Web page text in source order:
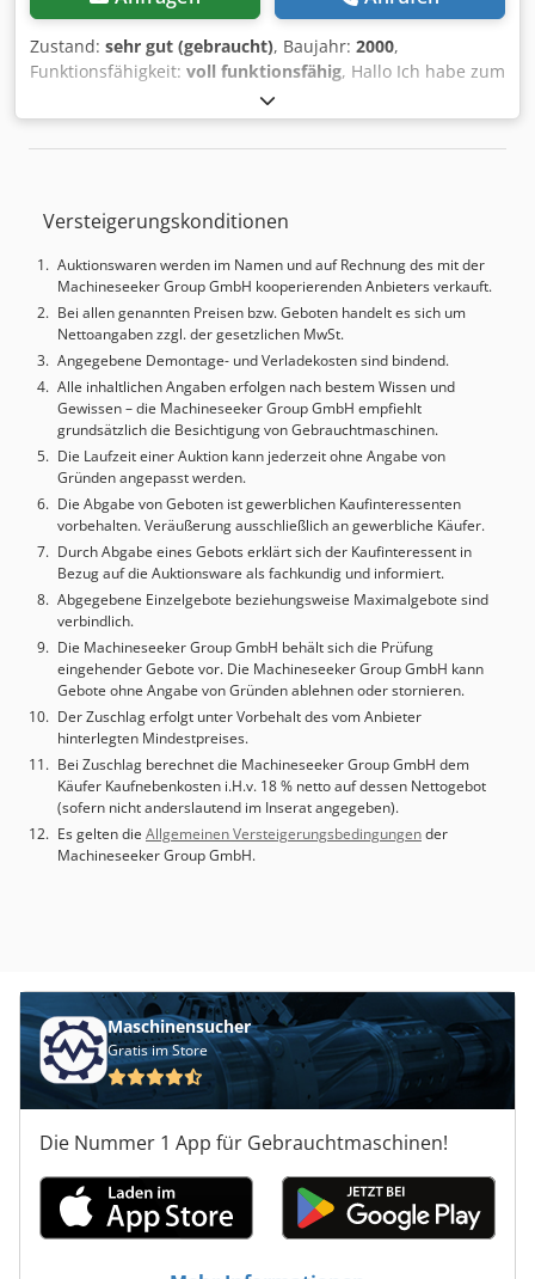
den technischen Daten vorbehalten. Der Umfang des
Zubehörs versteht sich ausschließlich und im Rahmen der
textlichen Artikelbeschreibung. Auf weiteres - z.B. zu
Zwecken der Veranschaulichung - abgebildetes Zubehör
besteht hier ausdrücklich keinerlei Anspruch.
Zustand: sehr gut (gebraucht), Baujahr: 2000,
Funktionsfähigkeit: voll funktionsfähig, Hallo Ich habe zum
Verkauf eine renommierte Marke CNC-DREHMASCHINE
GILDEMEISTER CTX 400 V3 mit angetriebenen Werkzeugen
und C-Achse. _ Typ: CNC-Drehmaschine Hersteller:
Baujahr 2000 _ Maschinenparameter: - Kopf: 12 -
angetrieben) - max. Drehzahl 5000/min. - max. Drehlänge
in der Z-Achse: 640 mm - max. Drehdurchmesser in der X-
Achse: 290 mm - C-Achse - angetriebene Werkzeuge -
BERG KH 200 Spindelhalter - max. Wellendurchmesser Fi-
65 mm - Fertigteilsammler Codpfx Aastpuh As Ueha -
Kühlsystem - hydraulischer Reitstock - Späneförderer -
Spindelantriebsleistung: 21 KW - DTR - Maschinengewicht:
5,2 Tonnen _ WARUM LOHNT ES SICH, MASCHINEN BEI PPM
ZU KAUFEN? - wir haben unseren eigenen Service _
stationär und mobil - wir haben bereits über 700 DMG-
Maschinen verkauft - Möglichkeit, die Maschine beim
Kunden vor Ort zu starten - Bedienerschulung und
Lieferung der Maschine an den Kunden im Preis
inbegriffen - alle unsere Maschinen wurden einer
professionellen technischen Überprüfung unterzogen -
100% betriebsbereit - Der Kauf der Maschine ist über ein
Ratensystem oder Leasing möglich.
Versteigerungskonditionen
Auktionswaren werden im Namen und auf Rechnung des mit der
Machineseeker Group GmbH kooperierenden Anbieters verkauft.
Bei allen genannten Preisen bzw. Geboten handelt es sich um
Nettoangaben zzgl. der gesetzlichen MwSt.
Angegebene Demontage- und Verladekosten sind bindend.
Alle inhaltlichen Angaben erfolgen nach bestem Wissen und
Gewissen – die Machineseeker Group GmbH empfiehlt
grundsätzlich die Besichtigung von Gebrauchtmaschinen.
Die Laufzeit einer Auktion kann jederzeit ohne Angabe von
Gründen angepasst werden.
Die Abgabe von Geboten ist gewerblichen Kaufinteressenten
vorbehalten. Veräußerung ausschließlich an gewerbliche Käufer.
Durch Abgabe eines Gebots erklärt sich der Kaufinteressent in
Bezug auf die Auktionsware als fachkundig und informiert.
Abgegebene Einzelgebote beziehungsweise Maximalgebote sind
verbindlich.
Die Machineseeker Group GmbH behält sich die Prüfung
eingehender Gebote vor. Die Machineseeker Group GmbH kann
Gebote ohne Angabe von Gründen ablehnen oder stornieren.
Der Zuschlag erfolgt unter Vorbehalt des vom Anbieter
hinterlegten Mindestpreises.
Bei Zuschlag berechnet die Machineseeker Group GmbH dem
Käufer Kaufnebenkosten i.H.v. 18 % netto auf dessen Nettogebot
(sofern nicht anderslautend im Inserat angegeben).
Es gelten die Allgemeinen Versteigerungsbedingungender
Machineseeker Group GmbH.
Maschinensucher
Gratis im Store
Die Nummer 1 App für Gebrauchtmaschinen!